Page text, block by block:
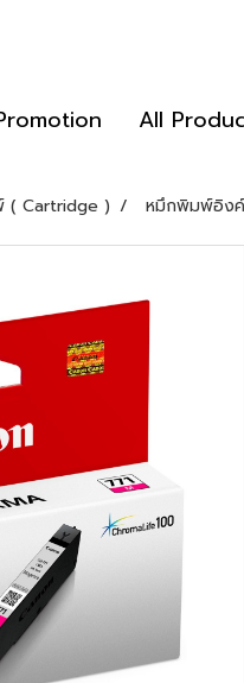
All
( Cartridge ) หมึกพิมพ์อิง